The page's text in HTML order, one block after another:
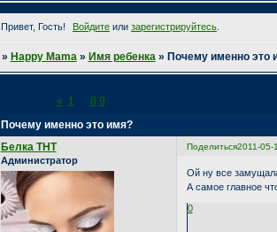
Привет, Гость! Войдите или зарегистрируйтесь
» Happy Mama » Имя ребенка » Почему именно это
Почему именно это имя?
« 1 8 9
Поделиться2011-05-
Белка ТНТ
Администратор
Ой ну все
А самое главное
0